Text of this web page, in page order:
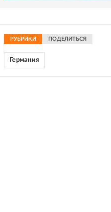
РУБРИКИ ПОДЕЛИТЬСЯ
Германия